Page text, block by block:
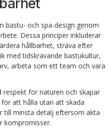
bastu- och spa-design genom
Dessa principer inkluderar
hållbarhet, sträva efter
med tidskrävande bastukultur,
arbeta som ett team och vara
för naturen och skapar
att hålla utan att skada
till minsta detalj eftersom äkta
kompromisser.